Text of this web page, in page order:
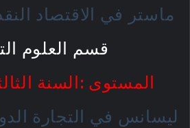
ماستر في الاقتصاد
قسم العلوم
المستوى :السنة
ليسانس في التجارة